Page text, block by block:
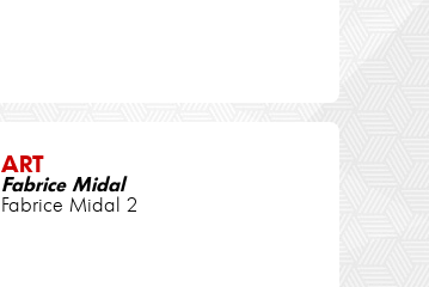
ART
Fabrice Midal
Fabrice Midal 2